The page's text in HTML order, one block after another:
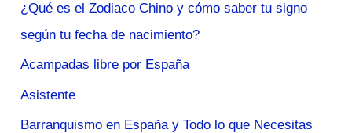
¿Qué es el Zodiaco Chino y cómo saber tu signo
según tu fecha de nacimiento?
Acampadas libre por España
Asistente
Barranquismo en España y Todo lo que Necesitas